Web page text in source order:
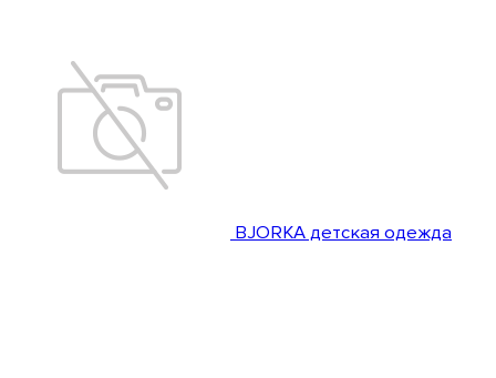
BJORKA детская одежда